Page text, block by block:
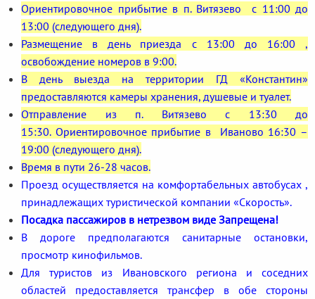
Ориентировочное прибытие в п. Витязево с 11:00 до
13:00 (следующего дня).
Размещение в день приезда с 13:00 до 16:00 ,
освобождение номеров в 9:00.
В день выезда на территории ГД «Константин»
предоставляются камеры хранения, душевые и туалет.
Отправление из п. Витязево с 13:30 до
15:30. Ориентировочное прибытие в Иваново 16:30 –
19:00 (следующего дня).
Время в пути 26-28 часов.
Проезд осуществляется на комфортабельных автобусах ,
принадлежащих туристической компании «Скорость».
Посадка пассажиров в нетрезвом виде Запрещена!
В дороге предполагаются санитарные остановки,
просмотр кинофильмов.
Для туристов из Ивановского региона и соседних
областей предоставляется трансфер в обе стороны